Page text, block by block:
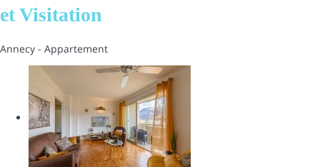
et Visitation
Annecy - Appartement